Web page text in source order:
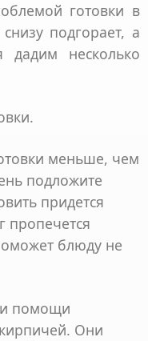
готовки в
подгорает, а
дадим несколько
меньше, чем
подложите
придется
блюду не
помощи
Они